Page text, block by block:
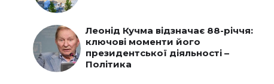
Леонід Кучма відзначає 88-річчя:
ключові моменти його
президентської діяльності –
Політика